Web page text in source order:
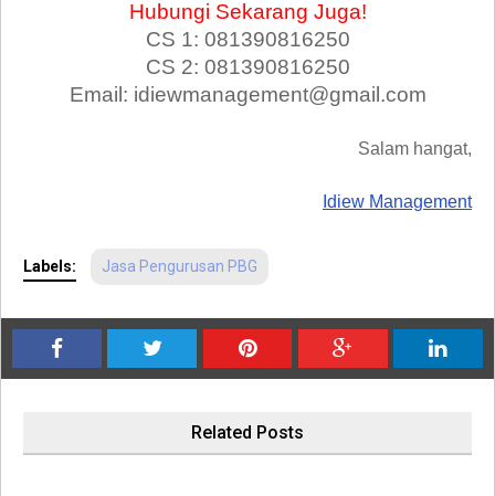
Hubungi Sekarang Juga!
CS 1: 081390816250
CS 2: 081390816250
Email: idiewmanagement@gmail.com
Salam hangat,
Idiew Management
Labels: Jasa Pengurusan PBG
Related Posts